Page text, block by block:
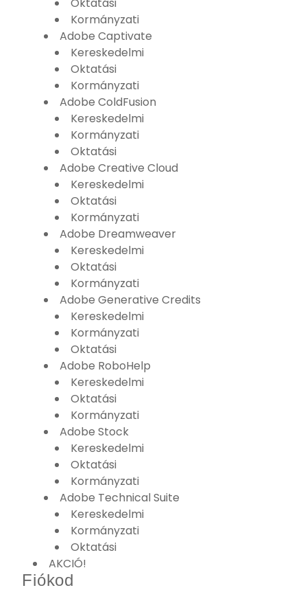
Kormányzati
Adobe Captivate
Kereskedelmi
Oktatási
Kormányzati
Adobe ColdFusion
Kereskedelmi
Kormányzati
Oktatási
Adobe Creative Cloud
Kereskedelmi
Oktatási
Kormányzati
Adobe Dreamweaver
Kereskedelmi
Oktatási
Kormányzati
Adobe Generative Credits
Kereskedelmi
Kormányzati
Oktatási
Adobe RoboHelp
Kereskedelmi
Oktatási
Kormányzati
Adobe Stock
Kereskedelmi
Oktatási
Kormányzati
Adobe Technical Suite
Kereskedelmi
Kormányzati
Oktatási
AKCIÓ!
Fiókod